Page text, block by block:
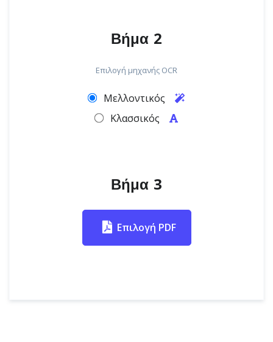
Βήμα 2
Επιλογή μηχανής OCR
Μελλοντικός
Κλασσικός
Βήμα 3
Επιλογή PDF